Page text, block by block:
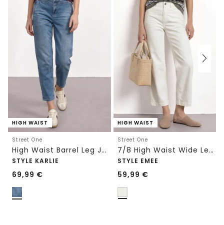
HIGH WAIST
Street One
High Waist Barrel Leg Jeans im Loose Fit
STYLE KARLIE
69,99 €
HIGH WAIST
Street One
7/8 High Waist Wide Leg Jeans im Loose Fit
STYLE EMEE
59,99 €